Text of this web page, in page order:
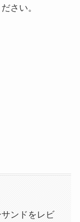
さい。
サンドをレビ